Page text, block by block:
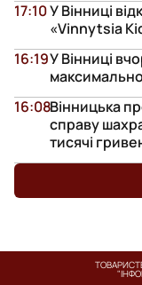
У Вінниці
«Vinnytsia
17:10
У Вінниці
16:19
Вінницька
справу
тисячі
16:08